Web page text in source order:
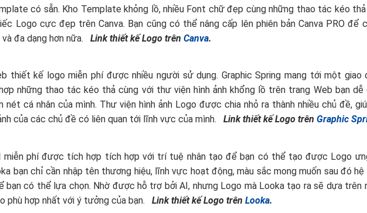
có sẵn. Kho Template khỏng lồ, nhiều Font chữ đẹp cùng những thao tác kéo
Logo cực đẹp trên Canva. Bạn cũng có thể nâng cấp lên phiên bản Canva PRO để
đa dạng hơn nữa. Link thiết kế Logo trên Canva.
thiết kế logo miễn phí được nhiều người sử dụng. Graphic Spring mang tới một giao
những thao tác kéo thả cùng với thư viện hình ảnh khổng lồ trên trang Web bạn dễ
cá nhân của mình. Thư viện hình ảnh Logo được chia nhỏ ra thành nhiều chủ đề,
của các chủ đề có liên quan tới lĩnh vực của mình. Link thiết kế Logo trên Graphic
miễn phí được tích hợp tích hợp với trí tuệ nhân tạo để bạn có thể tạo được Logo
bạn chỉ cần nhập tên thương hiệu, lĩnh vực hoạt động, màu sắc mong muốn sau đó
bạn có thể lựa chọn. Nhờ được hỗ trợ bởi AI, nhưng Logo mà Looka tạo ra sẽ dựa trên
phù hợp nhất với ý tưởng của bạn. Link thiết kế Logo trên Looka.